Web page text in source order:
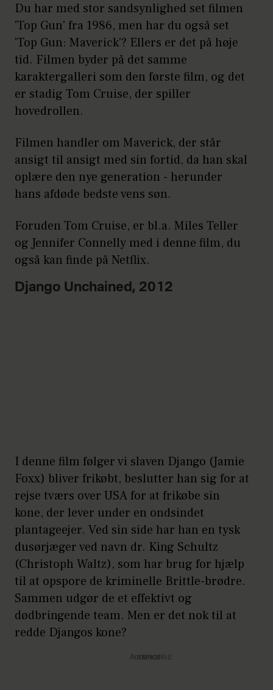
Du har med stor sandsynlighed set filmen
'Top Gun' fra 1986, men har du også set
'Top Gun: Maverick'? Ellers er det på høje
tid. Filmen byder på det samme
karaktergalleri som den første film, og det
er stadig Tom Cruise, der spiller
hovedrollen.
Filmen handler om Maverick, der står
ansigt til ansigt med sin fortid, da han skal
oplære den nye generation - herunder
hans afdøde bedste vens søn.
Foruden Tom Cruise, er bl.a. Miles Teller
og Jennifer Connelly med i denne film, du
også kan finde på Netflix.
Django Unchained, 2012
I denne film følger vi slaven Django (Jamie
Foxx) bliver frikøbt, beslutter han sig for at
rejse tværs over USA for at frikøbe sin
kone, der lever under en ondsindet
plantageejer. Ved sin side har han en tysk
dusørjæger ved navn dr. King Schultz
(Christoph Waltz), som har brug for hjælp
til at opspore de kriminelle Brittle-brødre.
Sammen udgør de et effektivt og
dødbringende team. Men er det nok til at
redde Djangos kone?
Annonce